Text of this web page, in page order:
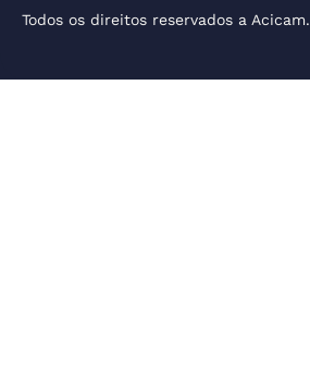
Todos os direitos reservados a Acicam.